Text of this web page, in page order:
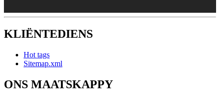
KLIËNTEDIENS
Hot tags
Sitemap.xml
ONS MAATSKAPPY